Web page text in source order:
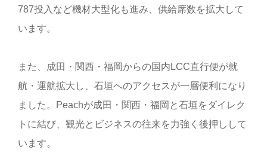
787投入など機材大型化も進み、供給席数を拡大して
います。
また、成田・関西・福岡からの国内LCC直行便が就
航・運航拡大し、石垣へのアクセスが一層便利になり
ました。Peachが成田・関西・福岡と石垣をダイレク
トに結び、観光とビジネスの往来を力強く後押しして
います。